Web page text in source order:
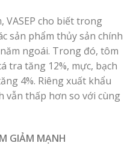
VASEP cho biết trong
sản phẩm thủy sản chính
ngoái. Trong đó, tôm
tra tăng 12%, mực, bạch
4%. Riêng xuất khẩu
vẫn thấp hơn so với cùng
GIẢM MẠNH